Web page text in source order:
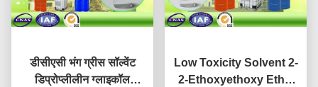
डीसीएसी भंग ग्रीस सॉल्वेंट
डिप्रोप्लीलीन ग्लाइकॉल
Low Toxicity Solvent 2-
2-Ethoxyethoxy Ethyl